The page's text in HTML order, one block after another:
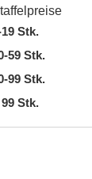
19 Stk.
59 Stk.
99 Stk.
Stk.